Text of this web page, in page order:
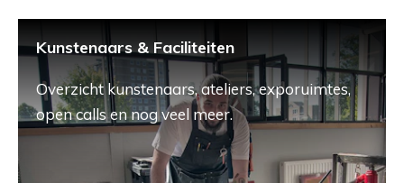
Kunstenaars & Faciliteiten
Overzicht kunstenaars, ateliers, exporuimtes,
open calls en nog veel meer.